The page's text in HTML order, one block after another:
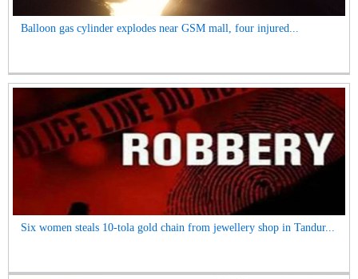
Balloon gas cylinder explodes near GSM mall, four injured...
Six women steals 10-tola gold chain from jewellery shop in Tandur...